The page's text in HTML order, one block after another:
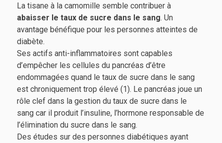
La tisane à la camomille semble contribuer à
abaisser le taux de sucre dans le sang. Un
avantage bénéfique pour les personnes atteintes de
diabète.
Ses actifs anti-inflammatoires sont capables
d’empêcher les cellules du pancréas d’être
endommagées quand le taux de sucre dans le sang
est chroniquement trop élevé (1). Le pancréas joue un
rôle clef dans la gestion du taux de sucre dans le
sang car il produit l’insuline, l’hormone responsable de
l’élimination du sucre dans le sang.
Des études sur des personnes diabétiques ayant